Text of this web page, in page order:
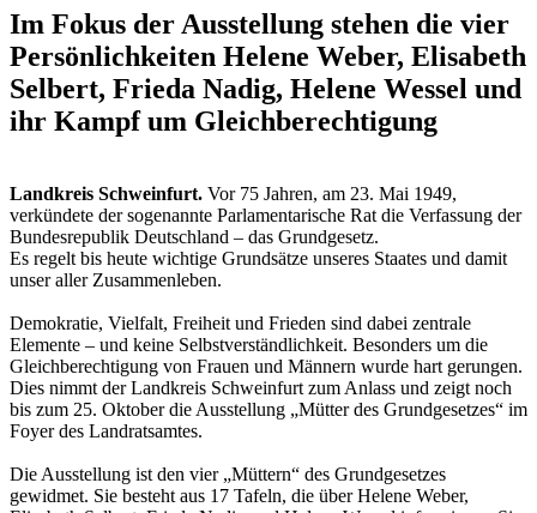
Im Fokus der Ausstellung stehen die vier
Persönlichkeiten Helene Weber, Elisabeth
Selbert, Frieda Nadig, Helene Wessel und
ihr Kampf um Gleichberechtigung
Landkreis Schweinfurt. Vor 75 Jahren, am 23. Mai 1949,
verkündete der sogenannte Parlamentarische Rat die Verfassung der
Bundesrepublik Deutschland – das Grundgesetz.
Es regelt bis heute wichtige Grundsätze unseres Staates und damit
unser aller Zusammenleben.
Demokratie, Vielfalt, Freiheit und Frieden sind dabei zentrale
Elemente – und keine Selbstverständlichkeit. Besonders um die
Gleichberechtigung von Frauen und Männern wurde hart gerungen.
Dies nimmt der Landkreis Schweinfurt zum Anlass und zeigt noch
bis zum 25. Oktober die Ausstellung „Mütter des Grundgesetzes“ im
Foyer des Landratsamtes.
Die Ausstellung ist den vier „Müttern“ des Grundgesetzes
gewidmet. Sie besteht aus 17 Tafeln, die über Helene Weber,